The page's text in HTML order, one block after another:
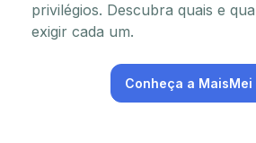
privilégios. Descubra quais e
exigir cada um.
Conheça a MaisMei